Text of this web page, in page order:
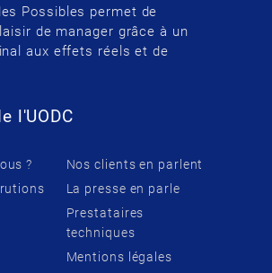
Possibles permet de
de manager grâce à un
aux effets réels et de
l'UODC
?
Nos clients en parlent
La presse en parle
Prestataires
techniques
Mentions légales